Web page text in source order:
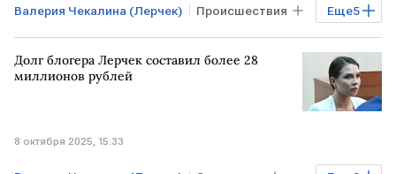
Еще5
Валерия Чекалина (Лерчек) Происшествия
Бизнес Финансы ФНС России
Сбербанк Совкомбанк
Долг блогера Лерчек составил более 28
миллионов рублей
8 октября 2025, 15:33